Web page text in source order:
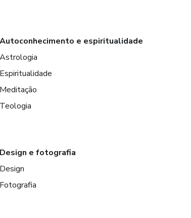
Autoconhecimento e espiritualidade
Astrologia
Espiritualidade
Meditação
Teologia
Design e fotografia
Design
Fotografia